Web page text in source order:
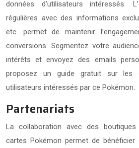
données d’utilisateurs intéressés.
régulières avec des informations
etc. permet de maintenir
conversions. Segmentez votre
intérêts et envoyez des emails
proposez un guide gratuit sur les
utilisateurs intéressés par ce Pokémon.
Partenariats
La collaboration avec des
cartes Pokémon permet de